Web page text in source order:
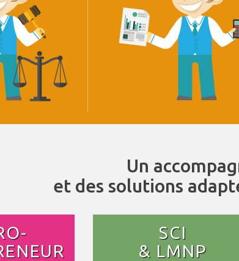
Un
et des solutions
SCI
& LMNP